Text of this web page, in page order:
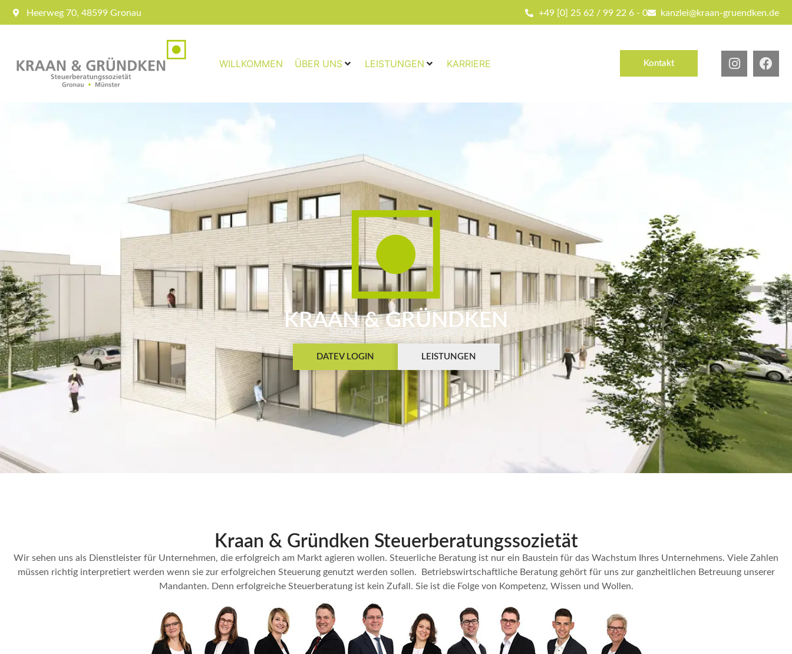
Heerweg 70, 48599 Gronau +49 [0] 25 62 / 99 22 6 - 0 kanzlei@kraan-gruendken.de
WILLKOMMEN ÜBER UNS LEISTUNGEN KARRIERE Kontakt
KRAAN & GRÜNDKEN
Steuerberatungssozietät
DATEV LOGIN LEISTUNGEN
Kraan & Gründken Steuerberatungs­sozietät
Wir sehen uns als Dienstleister für Unternehmen, die erfolgreich am Markt agieren wollen. Steuerliche Beratung ist nur ein Baustein für das Wachstum Ihres Unternehmens. Viele Zahlen
müssen richtig interpretiert werden wenn sie zur erfolgreichen Steuerung genutzt werden sollen.
Betriebswirtschaftliche Beratung gehört für uns zur ganzheitlichen Betreuung unserer
Mandanten. Denn erfolgreiche Steuerberatung ist kein Zufall. Sie ist die Folge von Kompetenz, Wissen und Wollen.